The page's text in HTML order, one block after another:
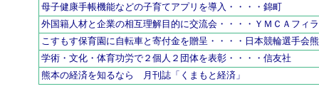
母子健康手帳機能などの子育てアプリを導入・・・・錦町
外国籍人材と企業の相互理解目的に交流会・・・・ＹＭＣＡフィ
こすもす保育園に自転車と寄付金を贈呈・・・・日本競輪選手会
学術・文化・体育功労で２個人２団体を表彰・・・・信友社
熊本の経済を知るなら 月刊誌「くまもと経済」